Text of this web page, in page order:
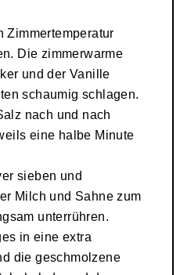
Zimmertemperatur
Die zimmerwarme
und der Vanille
schaumig schlagen.
nach und nach
eine halbe Minute
sieben und
Milch und Sahne zum
unterrühren.
in eine extra
die geschmolzene